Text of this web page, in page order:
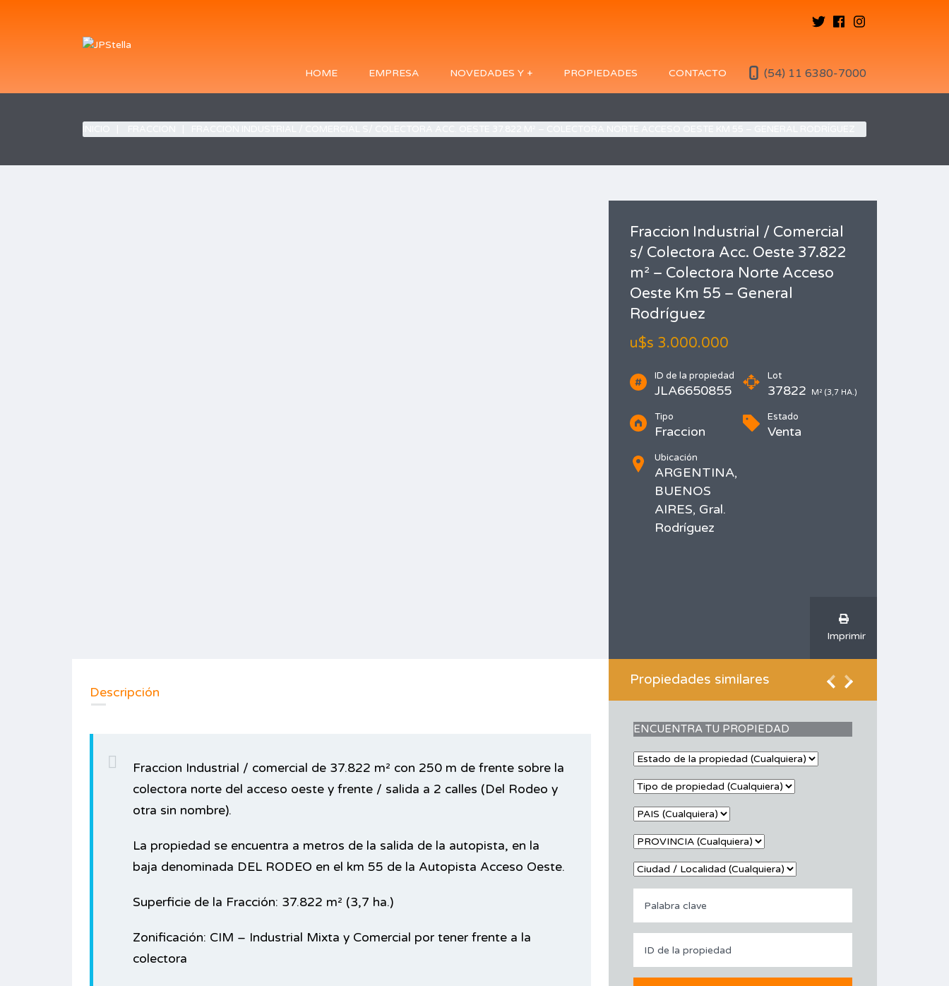
(54) 11 6380-7000
HOME EMPRESA NOVEDADES Y + PROPIEDADES CONTACTO
Fraccion Industrial / Comercial
s/ Colectora Acc. Oeste 37.822
m² – Colectora Norte Acceso
Oeste Km 55 – General
Rodríguez
u$s 3.000.000
ID de la propiedad
JLA6650855
Lot
37822 M² (3,7 HA.)
Tipo
Fraccion
Estado
Venta
Ubicación
ARGENTINA,
BUENOS
AIRES, Gral.
Rodríguez
Imprimir
Descripción
Fraccion Industrial / comercial de 37.822 m² con 250 m de frente sobre la
colectora norte del acceso oeste y frente / salida a 2 calles (Del Rodeo y
otra sin nombre).
La propiedad se encuentra a metros de la salida de la autopista, en la
baja denominada DEL RODEO en el km 55 de la Autopista Acceso Oeste.
Superficie de la Fracción: 37.822 m² (3,7 ha.)
Zonificación: CIM – Industrial Mixta y Comercial por tener frente a la
colectora
Propiedades similares
ENCUENTRA TU PROPIEDAD